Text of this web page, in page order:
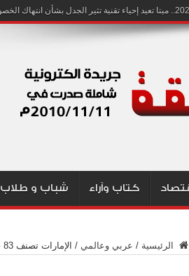
كتاب وآراء شباب و طلاب
الرئيسية / عربي وعالمي / الإمارات تصنف 83 جهة كمنظمة إرهابية